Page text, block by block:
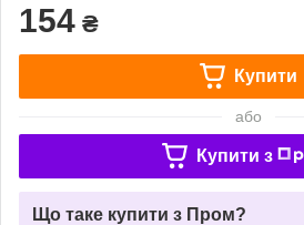
154 ₴
Купити
або
Купити з
Що таке купити з Пром?